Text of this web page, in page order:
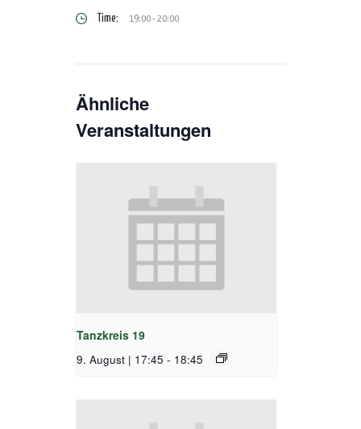
Time: 19:00 - 20:00
Ähnliche
Veranstaltungen
Tanzkreis 19
9. August | 17:45 - 18:45